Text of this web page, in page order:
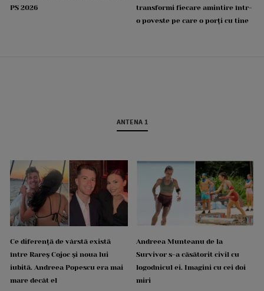
PS 2026
transformi fiecare amintire într-
o poveste pe care o porți cu tine
ANTENA 1
Ce diferență de vârstă există
între Rareș Cojoc și noua lui
iubită. Andreea Popescu era mai
mare decât el
Andreea Munteanu de la
Survivor s-a căsătorit civil cu
logodnicul ei. Imagini cu cei doi
miri